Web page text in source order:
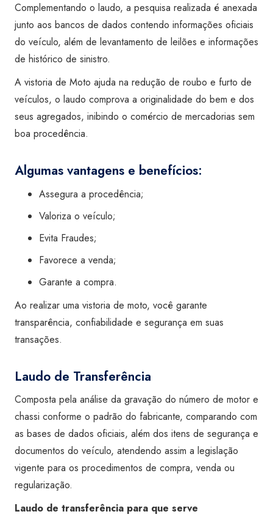
Complementando o laudo, a pesquisa realizada é anexada
junto aos bancos de dados contendo informações oficiais
do veículo, além de levantamento de leilões e informações
de histórico de sinistro.
A vistoria de Moto ajuda na redução de roubo e furto de
veículos, o laudo comprova a originalidade do bem e dos
seus agregados, inibindo o comércio de mercadorias sem
boa procedência.
Algumas vantagens e benefícios:
Assegura a procedência;
Valoriza o veículo;
Evita Fraudes;
Favorece a venda;
Garante a compra.
Ao realizar uma vistoria de moto, você garante
transparência, confiabilidade e segurança em suas
transações.
Laudo de Transferência
Composta pela análise da gravação do número de motor e
chassi conforme o padrão do fabricante, comparando com
as bases de dados oficiais, além dos itens de segurança e
documentos do veículo, atendendo assim a legislação
vigente para os procedimentos de compra, venda ou
regularização.
Laudo de transferência para que serve